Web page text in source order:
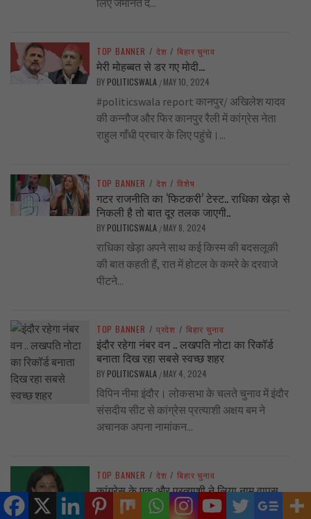
लिए जमानत दे...
TOP BANNER / देश / बिहार चुनाव
मेरी मोहब्बत से डर गए मोदी…
BY POLITICSWALA / MAY 10, 2024
#politicswala report कानपुर/ अखिलेश यादव
की कन्नौज और फिर कानपुर रैली में कांग्रेस नेता
राहुल गाँधी प्रचार के लिए पहुंचे।...
TOP BANNER / देश / विशेष
गटर राजनीति का ‘फिटकरी’ टेस्ट.. राधिका खेड़ा से
निकली है तो बात दूर तलक जाएगी..
BY POLITICSWALA / MAY 8, 2024
राधिका खेड़ा अपने साथ कई किस्म की बदसलूकी
की बात कहती हैं, रात में होटल के कमरे के दरवाजे
पीटने...
TOP BANNER / प्रदेश / बिहार चुनाव
इंदौर रहेगा नंबर वन .. लखपति नोटा का रिकॉर्ड
बनाता दिख रहा सबसे स्वच्छ शहर
BY POLITICSWALA / MAY 4, 2024
विपिन नीमा इंदौर। लोकसभा के चलते चुनाव में इंदौर
संसदीय सीट से कांग्रेस प्रत्याशी अक्षय बम ने
अचानक अपना नामांकन...
TOP BANNER / देश / बिहार चुनाव
कांग्रेस के एक और प्रत्याशी ने लिया नाम वापस …
पार्टी पैसा ही नहीं दे रही, प्रचार कैसे करूँ,जानिये